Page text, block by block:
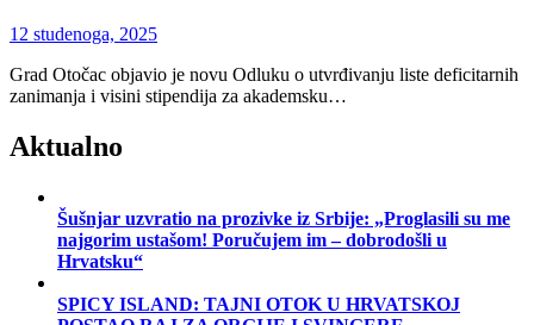
12 studenoga, 2025
Grad Otočac objavio je novu Odluku o utvrđivanju liste deficitarnih
zanimanja i visini stipendija za akademsku…
Aktualno
Šušnjar uzvratio na prozivke iz Srbije: „Proglasili su me
najgorim ustašom! Poručujem im – dobrodošli u
Hrvatsku“
SPICY ISLAND: TAJNI OTOK U HRVATSKOJ